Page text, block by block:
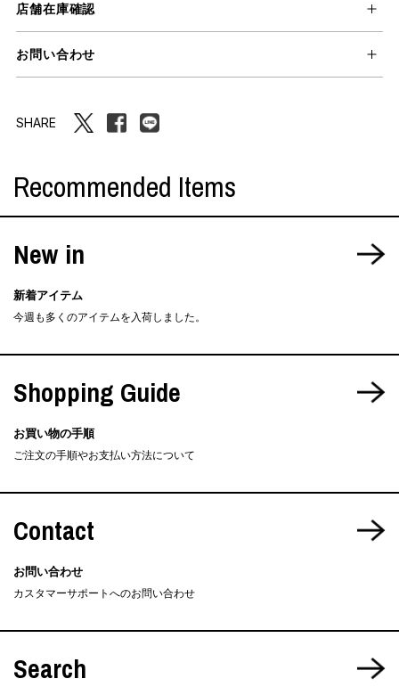
店舗在庫確認
お問い合わせ
SHARE
Recommended Items
New in
新着アイテム
今週も多くのアイテムを入荷しました。
Shopping Guide
お買い物の手順
ご注文の手順やお支払い方法について
Contact
お問い合わせ
カスタマーサポートへのお問い合わせ
Search